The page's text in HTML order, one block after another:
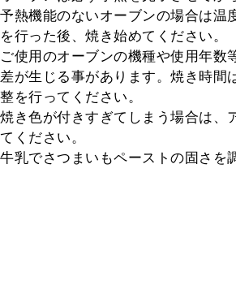
予熱機能のないオーブンの場合は温
を行った後、焼き始めてください。
ご使用のオーブンの機種や使用年数
差が生じる事があります。焼き時間
整を行ってください。
焼き色が付きすぎてしまう場合は、
てください。
牛乳でさつまいもペーストの固さを